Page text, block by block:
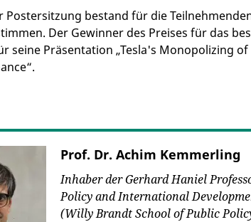
Postersitzung bestand für die
Der Gewinner des Preises für das
seine Präsentation „Tesla's Monopolizing
Prof. Dr. Achim Kemmerling
Inhaber der Gerhard Haniel
Policy and International
(Willy Brandt School of Public